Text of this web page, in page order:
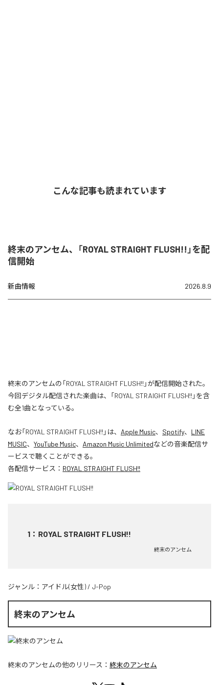
こんな記事も読まれています
終末のアンセム、「ROYAL STRAIGHT FLUSH!!」を配
信開始
新曲情報 2026.8.9
終末のアンセムの「ROYAL STRAIGHT FLUSH!!」が配信開始された。
今回デジタル配信された楽曲は、「ROYAL STRAIGHT FLUSH!!」を含
む全1曲となっている。
なお「ROYAL STRAIGHT FLUSH!! 」は、 Apple Music、 Spotify、 LINE
MUSIC、 YouTube Music、 Amazon Music Unlimitedなどの音楽配信サ
ービスで聴くことができる。
各配信サービス： ROYAL STRAIGHT FLUSH!!
1 ： ROYAL STRAIGHT FLUSH!!
終末のアンセム
ジャンル： アイドル(女性) / J-Pop
終末のアンセム
終末のアンセムの他のリリース： 終末のアンセム